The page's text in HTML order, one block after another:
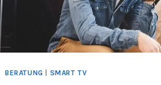
BERATUNG | SMART TV